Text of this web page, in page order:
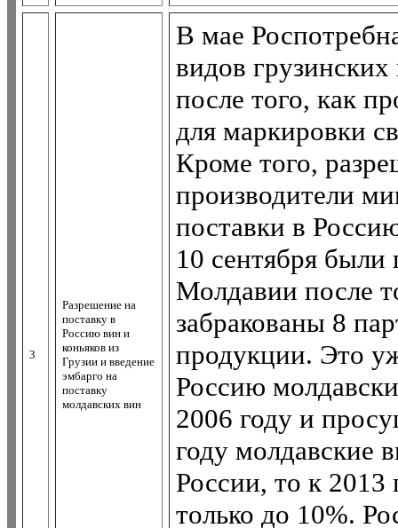
3
Разрешение на
поставку в
Россию вин и
коньяков из
Грузии и введение
эмбарго на
поставку
молдавских вин
В мае
видов
после того, как
для маркировки
Кроме того,
производители
поставки в
10 сентября были
Молдавии после
забракованы 8
продукции. Это
Россию
2006 году и
году молдавские
России, то к 2013
только до 10%.